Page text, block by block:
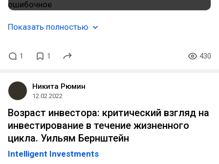
Показать полностью
1 1 430
Никита Рюмин
12.02.2022
Возраст инвестора: критический взгляд на
инвестирование в течение жизненного
цикла. Уильям Бернштейн
Intelligent Investments